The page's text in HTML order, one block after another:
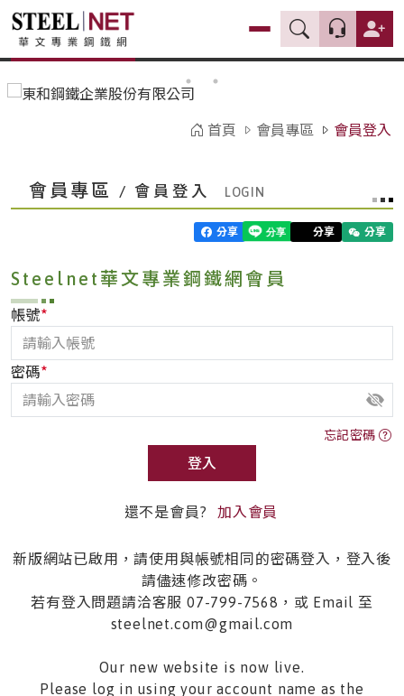
首頁 會員專區 會員登入
會員專區 / 會員登入
分享 分享 分享
Steelnet華文專業鋼鐵網會員
帳號*
密碼*
忘記密碼
登入
還不是會員? 加入會員
新版網站已啟用，請使用與帳號相同的密碼登入，登入後
請儘速修改密碼。
若有登入問題請洽客服 07-799-7568，或 Email 至
steelnet.com@gmail.com
Our new website is now live.
Please log in using your account name as the